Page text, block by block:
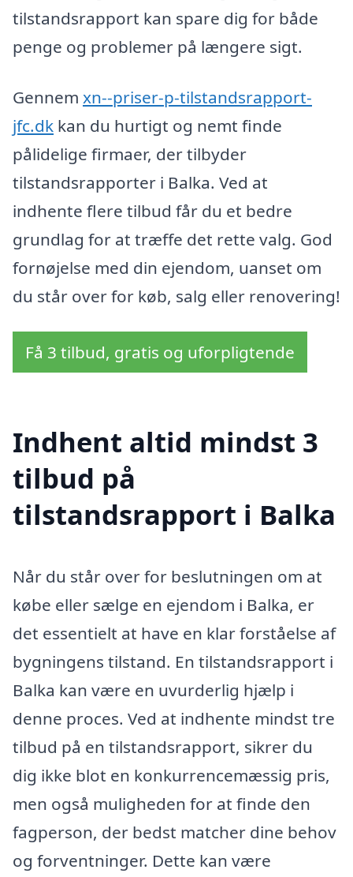
tilstandsrapport kan spare dig for både
penge og problemer på længere sigt.
Gennem xn--priser-p-tilstandsrapport-
jfc.dk kan du hurtigt og nemt finde
pålidelige firmaer, der tilbyder
tilstandsrapporter i Balka. Ved at
indhente flere tilbud får du et bedre
grundlag for at træffe det rette valg. God
fornøjelse med din ejendom, uanset om
du står over for køb, salg eller renovering!
Få 3 tilbud, gratis og uforpligtende
Indhent altid mindst 3
tilbud på
tilstandsrapport i Balka
Når du står over for beslutningen om at
købe eller sælge en ejendom i Balka, er
det essentielt at have en klar forståelse af
bygningens tilstand. En tilstandsrapport i
Balka kan være en uvurderlig hjælp i
denne proces. Ved at indhente mindst tre
tilbud på en tilstandsrapport, sikrer du
dig ikke blot en konkurrencemæssig pris,
men også muligheden for at finde den
fagperson, der bedst matcher dine behov
og forventninger. Dette kan være